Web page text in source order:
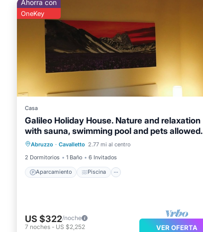
Ahorra con
OneKey
Casa
Galileo Holiday House. Nature and relaxation
with sauna, swimming pool and pets allowed.
Abruzzo · Cavalletto 2.77 mi al centro
2 Dormitorios
1 Baño 6 Invitados
Aparcamiento Piscina
Aparcamiento Piscina
Cocina
Aire acondicionado
US $322/noche
7 noches - US $2,252 VER OFERTA